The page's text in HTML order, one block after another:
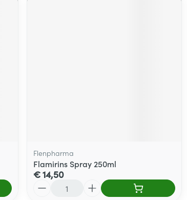
Flenpharma
Flamirins Spray 250ml
€ 14,50